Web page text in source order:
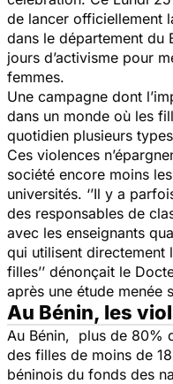
de lancer officiellement
dans le département du
jours d’activisme pour
femmes.
Une campagne dont
dans un monde où les
quotidien plusieurs
Ces violences
société encore moins
universités. ‘’Il y a
des responsables de
avec les enseignants
qui utilisent directement
filles’’ dénonçait le
après une étude menée
Au Bénin, les
Au Bénin, plus de 80%
des filles de moins de
béninois du fonds des